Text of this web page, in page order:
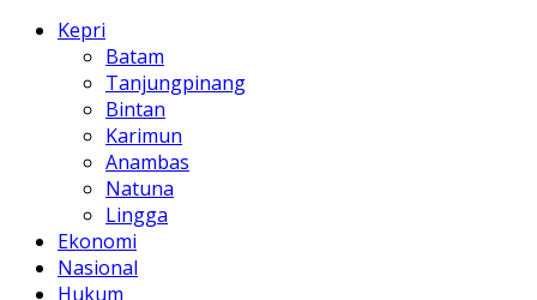
Kepri
Batam
Tanjungpinang
Bintan
Karimun
Anambas
Natuna
Lingga
Ekonomi
Nasional
Hukum